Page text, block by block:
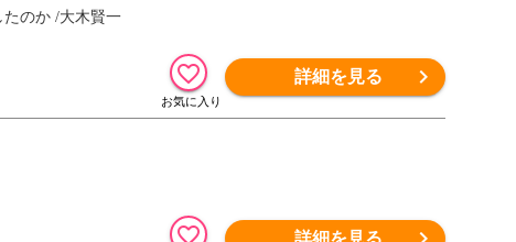
たのか /大木賢一
詳細を見る
詳細を見る